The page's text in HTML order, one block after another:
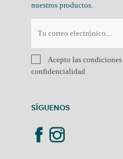
nuestros productos.
Acepto las
confidencialidad
SÍGUENOS